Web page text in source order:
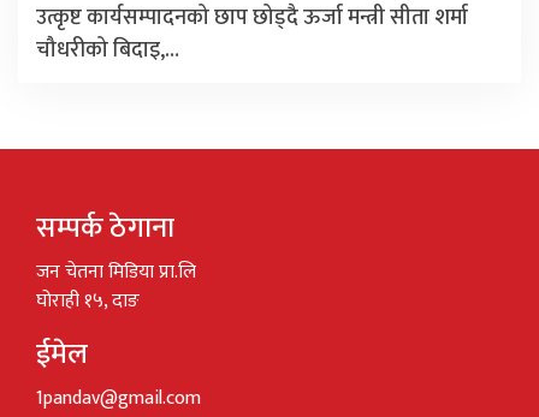
उत्कृष्ट कार्यसम्पादनको छाप छोड्दै ऊर्जा मन्त्री सीता शर्मा
चौधरीको बिदाइ,…
सम्पर्क ठेगाना
जन चेतना मिडिया प्रा.लि
घोराही १५, दाङ
ईमेल
1pandav@gmail.com